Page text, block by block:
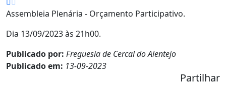
Assembleia Plenária - Orçamento Participativo.
Dia 13/09/2023 às 21h00.
Publicado por: Freguesia de Cercal do Alentejo
Publicado em: 13-09-2023
Partilhar